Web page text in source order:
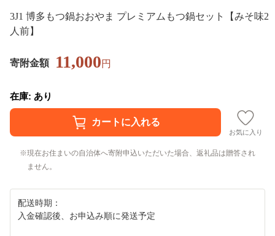
3J1 博多もつ鍋おおやま プレミアムもつ鍋セット【みそ味2
人前】
寄附金額 11,000円
在庫: あり
お気に入り
現在お住まいの自治体へ寄附申込いただいた場合、返礼品は贈答され
ません。
配送時期：
入金確認後、お申込み順に発送予定